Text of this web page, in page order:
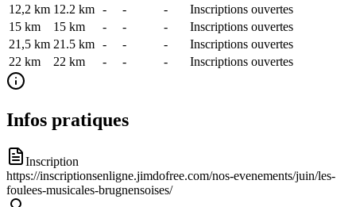
12,2 km 12.2 km - - -
Inscriptions ouvertes
15 km
15 km - - -
Inscriptions ouvertes
21,5 km 21.5 km - - -
Inscriptions ouvertes
22 km
22 km - - - Inscriptions ouvertes
Infos pratiques
Inscription
https://inscriptionsenligne.jimdofree.com/nos-evenements/juin/les-
foulees-musicales-brugnensoises/